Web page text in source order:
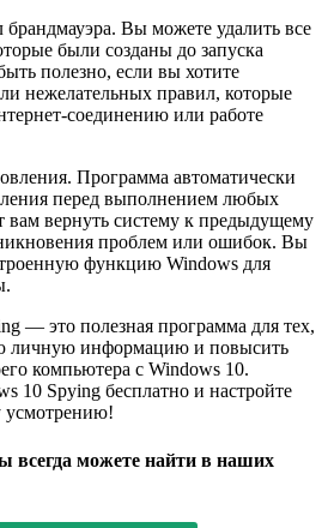
брандмауэра. Вы можете удалить все
были созданы до запуска
полезно, если вы хотите
нежелательных правил, которые
соединению или работе
Программа автоматически
перед выполнением любых
вам вернуть систему к предыдущему
проблем или ошибок. Вы
функцию Windows для
— это полезная программа для тех,
личную информацию и повысить
компьютера с Windows 10.
10 Spying бесплатно и настройте
усмотрению!
всегда можете найти в наших